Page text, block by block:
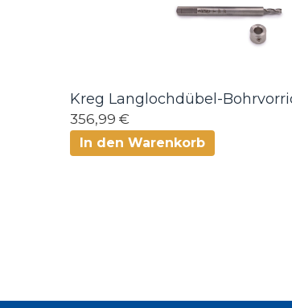
Kreg Langlochdübel-
356,99 €
In den Warenkorb